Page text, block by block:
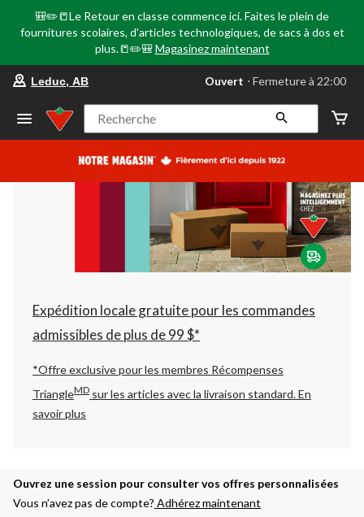
🎒✏️📒Le Retour en classe commence ici. Faites le plein de
fournitures scolaires, d'articles technologiques, de sacs à dos et
plus.📒✏️🎒 Magasinez maintenant
votre
préféré
Leduc,
AB,
courament
Fermeture
à
22:00
cliquer
pour
changer
Leduc, AB Ouvert ⋅ Fermeture à 22:00
Recherche
Expédition locale gratuite pour les commandes
admissibles de plus de 99 $*
*Offre exclusive pour les membres Récompenses
TriangleMD sur les articles avec la livraison standard.En
savoir plus
Ouvrez une session pour consulter vos offres personnalisées
Vous n’avez pas de compte? Adhérez maintenant